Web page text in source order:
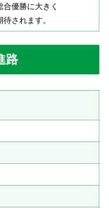
優勝に大きく
されます。
路